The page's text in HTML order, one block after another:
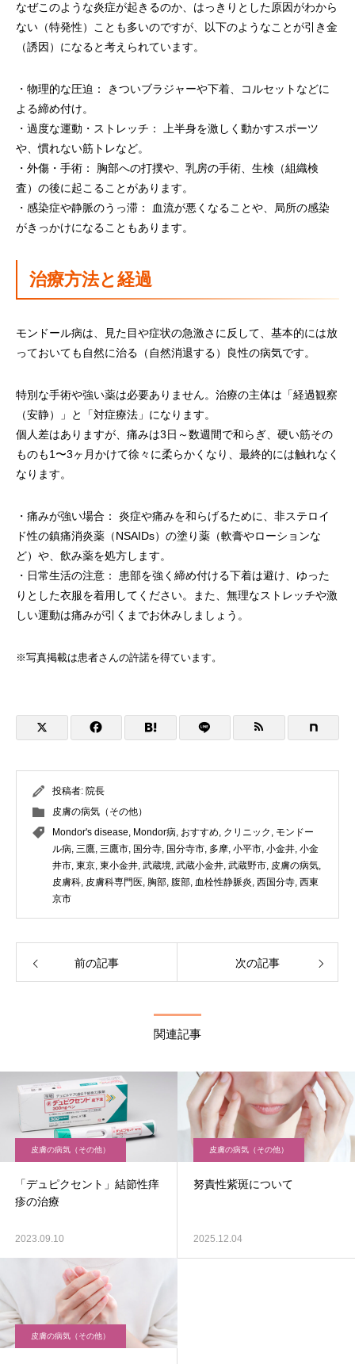
なぜこのような炎症が起きるのか、はっきりとした原因がわから
ない（特発性）ことも多いのですが、以下のようなことが引き金
（誘因）になると考えられています。
・物理的な圧迫： きついブラジャーや下着、コルセットなどに
よる締め付け。
・過度な運動・ストレッチ： 上半身を激しく動かすスポーツ
や、慣れない筋トレなど。
・外傷・手術： 胸部への打撲や、乳房の手術、生検（組織検
査）の後に起こることがあります。
・感染症や静脈のうっ滞： 血流が悪くなることや、局所の感染
がきっかけになることもあります。
治療方法と経過
モンドール病は、見た目や症状の急激さに反して、基本的には放
っておいても自然に治る（自然消退する）良性の病気です。
特別な手術や強い薬は必要ありません。治療の主体は「経過観察
（安静）」と「対症療法」になります。
個人差はありますが、痛みは3日～数週間で和らぎ、硬い筋その
ものも1〜3ヶ月かけて徐々に柔らかくなり、最終的には触れなく
なります。
・痛みが強い場合： 炎症や痛みを和らげるために、非ステロイ
ド性の鎮痛消炎薬（NSAIDs）の塗り薬（軟膏やローションな
ど）や、飲み薬を処方します。
・日常生活の注意： 患部を強く締め付ける下着は避け、ゆった
りとした衣服を着用してください。また、無理なストレッチや激
しい運動は痛みが引くまでお休みしましょう。
※写真掲載は患者さんの許諾を得ています。
投稿者: 院長
皮膚の病気（その他）
Mondor's disease, Mondor病, おすすめ, クリニック , モンドー
ル病, 三鷹, 三鷹市, 国分寺, 国分寺市, 多摩, 小平市, 小金井, 小金
井市, 東京, 東小金井, 武蔵境, 武蔵小金井, 武蔵野市, 皮膚の病気,
皮膚科, 皮膚科専門医, 胸部, 腹部, 血栓性静脈炎, 西国分寺, 西東
京市
前の記事 次の記事
関連記事
皮膚の病気（その他）
「デュピクセント」結節性痒
疹の治療
2023.09.10
皮膚の病気（その他）
努責性紫斑について
2025.12.04
皮膚の病気（その他）